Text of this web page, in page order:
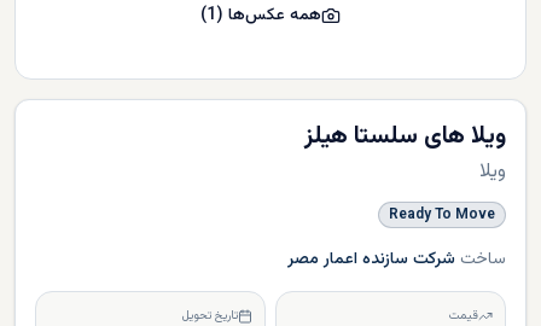
ویلا های سلستا هیلز
ویلا
Ready To Move
ساخت شرکت سازنده اعمار مصر
قیمت تاریخ تحویل
همه عکس‌ها (
1
)